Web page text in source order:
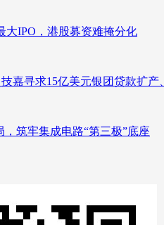
大IPO，港股募资难掩分化
嘉寻求15亿美元银团贷款扩
，筑牢集成电路“第三极”底座